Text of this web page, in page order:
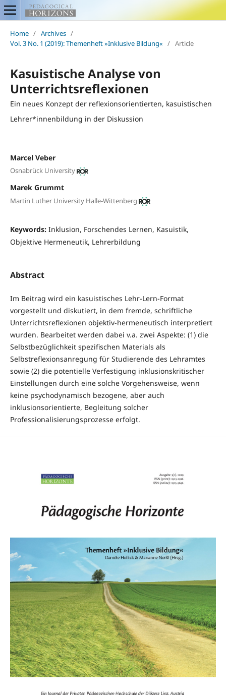
Home / Archives /
Vol. 3 No. 1 (2019): Themenheft »Inklusive Bildung« / Article
Kasuistische Analyse von
Unterrichtsreflexionen
Ein neues Konzept der reflexionsorientierten, kasuistischen
Lehrer*innenbildung in der Diskussion
Marcel Veber
Osnabrück University
Marek Grummt
Martin Luther University Halle-Wittenberg
Keywords: Inklusion, Forschendes Lernen, Kasuistik,
Objektive Hermeneutik, Lehrerbildung
Abstract
Im Beitrag wird ein kasuistisches Lehr-Lern-Format
vorgestellt und diskutiert, in dem fremde, schriftliche
Unterrichtsreflexionen objektiv-hermeneutisch interpretiert
wurden. Bearbeitet werden dabei v.a. zwei Aspekte: (1) die
Selbstbezüglichkeit spezifischen Materials als
Selbstreflexionsanregung für Studierende des Lehramtes
sowie (2) die potentielle Verfestigung inklusionskritischer
Einstellungen durch eine solche Vorgehensweise, wenn
keine psychodynamisch bezogene, aber auch
inklusionsorientierte, Begleitung solcher
Professionalisierungsprozesse erfolgt.